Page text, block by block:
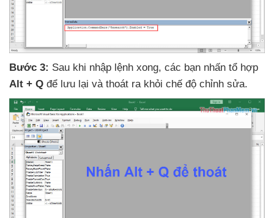
Bước 3: Sau khi nhập lệnh xong, các bạn nhấn tổ hợp
Alt + Q để lưu lại và thoát ra khỏi chế độ chỉnh sửa.